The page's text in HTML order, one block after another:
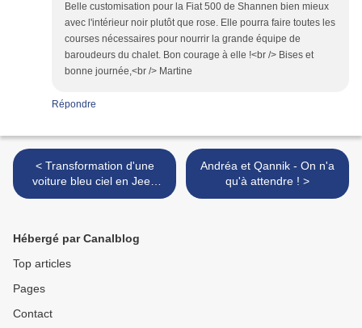
Belle customisation pour la Fiat 500 de Shannen bien mieux
avec l'intérieur noir plutôt que rose. Elle pourra faire toutes les
courses nécessaires pour nourrir la grande équipe de
baroudeurs du chalet. Bon courage à elle !<br /> Bises et
bonne journée,<br /> Martine
Répondre
< Transformation d'une
voiture bleu ciel en Jeep
pour aventurier
Andréa et Qannik - On n'a
qu'à attendre ! >
Hébergé par Canalblog
Top articles
Pages
Contact